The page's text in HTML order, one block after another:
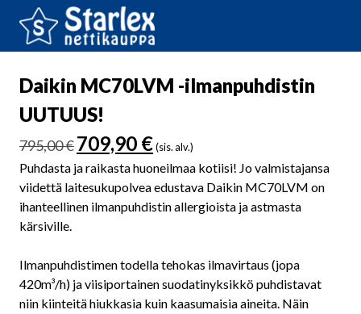
Daikin MC70LVM -ilmanpuhdistin
UUTUUS!
795,00€ Alkuperäinen
hinta
oli:
795,00 €.
709,90 €Nykyinen
hinta
on:
709,90 €.
(sis. alv.)
Puhdasta ja raikasta huoneilmaa kotiisi! Jo valmistajansa
viidettä laitesukupolvea edustava Daikin MC70LVM on
ihanteellinen ilmanpuhdistin allergioista ja astmasta
kärsiville.
Ilmanpuhdistimen todella tehokas ilmavirtaus (jopa
420m³/h) ja viisiportainen suodatinyksikkö puhdistavat
niin kiinteitä hiukkasia kuin kaasumaisia aineita. Näin